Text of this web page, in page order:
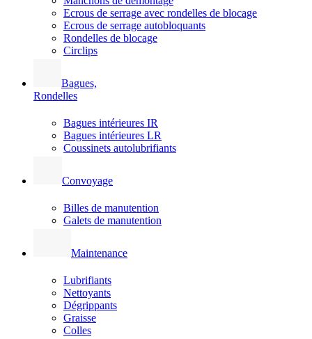
Ecrous de serrage avec rondelles de blocage
Ecrous de serrage autobloquants
Rondelles de blocage
Circlips
Bagues,
Rondelles
Bagues intérieures IR
Bagues intérieures LR
Coussinets autolubrifiants
Convoyage
Billes de manutention
Galets de manutention
Maintenance
Lubrifiants
Nettoyants
Dégrippants
Graisse
Colles